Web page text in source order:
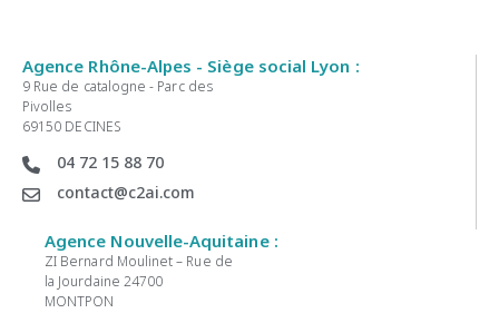
Agence Rhône-Alpes - Siège social Lyon :
9 Rue de catalogne - Parc des
Pivolles
69150 DECINES
04 72 15 88 70
contact@c2ai.com
Agence Nouvelle-Aquitaine :
ZI Bernard Moulinet – Rue de
la Jourdaine 24700
MONTPON